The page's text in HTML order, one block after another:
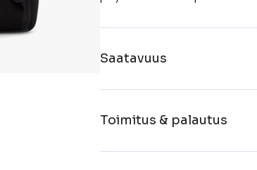
Saatavuus
Toimitus & palautus